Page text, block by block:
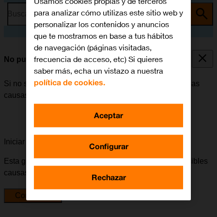
Busca por problema o tema
No puedo enviar ni recibir SMS
Si no se puede enviar ni recibir SMS, puede haber varias
causas posibles al problema.
Iniciar la guía para solucionar tu problema
Esta guía te va a conducir a través de una serie de posibles
causas y soluciones al problema.
Comenzar
para analizar cómo utilizas este sitio web y
personalizar los contenidos y anuncios
que te mostramos en base a tus hábitos
de navegación (páginas visitadas,
frecuencia de acceso, etc) Si quieres
saber más, echa un vistazo a nuestra
política de cookies.
Configurar
Rechazar
Aceptar